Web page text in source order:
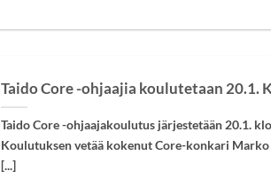
Taido Core -ohjaajia koulutetaan 20.1.
Taido Core -ohjaajakoulutus järjestetään 20.1.
Koulutuksen vetää kokenut Core-konkari
[...]